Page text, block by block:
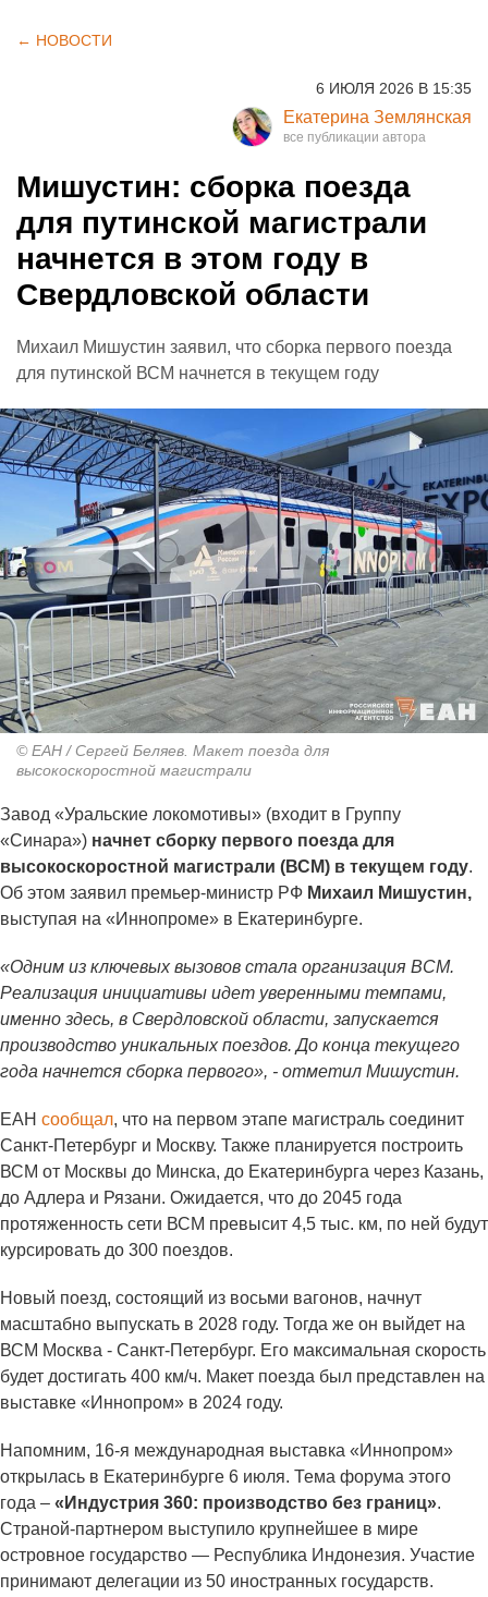
← НОВОСТИ
6 ИЮЛЯ 2026 В 15:35
Екатерина Землянская
Мишустин: сборка поезда
для путинской магистрали
начнется в этом году в
Свердловской области
Михаил Мишустин заявил, что сборка первого поезда
для путинской ВСМ начнется в текущем году
© ЕАН / Сергей Беляев. Макет поезда для
высокоскоростной магистрали
Завод «Уральские локомотивы» (входит в Группу
«Синара») начнет сборку первого поезда для
высокоскоростной магистрали (ВСМ) в текущем году.
Об этом заявил премьер-министр РФ Михаил Мишустин,
выступая на «Иннопроме» в Екатеринбурге.
«Одним из ключевых вызовов стала организация ВСМ.
Реализация инициативы идет уверенными темпами,
именно здесь, в Свердловской области, запускается
производство уникальных поездов. До конца текущего
года начнется сборка первого», - отметил Мишустин.
ЕАН сообщал, что на первом этапе магистраль соединит
Санкт-Петербург и Москву. Также планируется построить
ВСМ от Москвы до Минска, до Екатеринбурга через Казань,
до Адлера и Рязани. Ожидается, что до 2045 года
протяженность сети ВСМ превысит 4,5 тыс. км, по ней будут
курсировать до 300 поездов.
Новый поезд, состоящий из восьми вагонов, начнут
масштабно выпускать в 2028 году. Тогда же он выйдет на
ВСМ Москва - Санкт-Петербург. Его максимальная скорость
будет достигать 400 км/ч. Макет поезда был представлен на
выставке «Иннопром» в 2024 году.
Напомним, 16-я международная выставка «Иннопром»
открылась в Екатеринбурге 6 июля. Тема форума этого
года – «Индустрия 360: производство без границ».
Страной-партнером выступило крупнейшее в мире
островное государство — Республика Индонезия. Участие
принимают делегации из 50 иностранных государств.